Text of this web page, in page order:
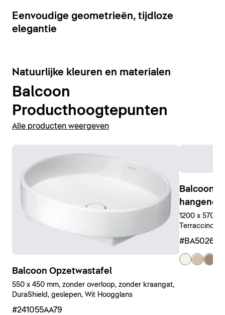
Badkamermeubels weergeven
7
Eenvoudige geometrieën, tijdloze
elegantie
6
Natuurlijke kleuren en materialen
Balcoon
Producthoogtepunten
Alle producten weergeven
Balcoon Opzetwastafel
550 x 450 mm, zonder overloop, zonder kraangat,
DuraShield, geslepen, Wit Hoogglans
#241055AA79
Balcoon
hangend
1200 x 570 x
Terraccino